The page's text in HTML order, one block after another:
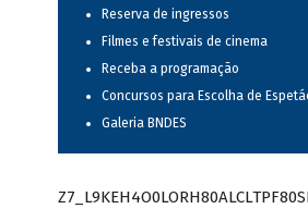
Reserva de ingressos
Filmes e festivais de cinema
Receba a programação
Concursos para Escolha de
Galeria BNDES